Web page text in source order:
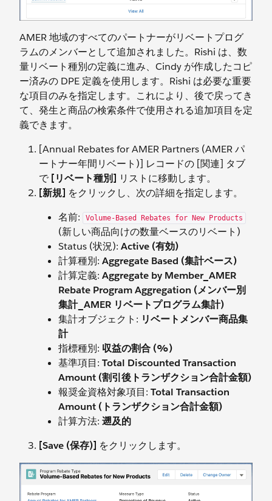
AMER 地域のすべてのパートナーがリベートプログ
ラムのメンバーとして追加されました。Rishi は、数
量リベート種別の定義に進み、Cindy が作成したコピ
ー済みの DPE 定義を使用します。Rishi は必要な重要
な項目のみを指定します。これにより、後で戻ってき
て、発生と商品の検索条件で使用される追加項目を定
義できます。
[Annual Rebates for AMER Partners (AMER パ
ートナー年間リベート)] レコードの [関連] タブ
で [リベート種別] リストに移動します。
[新規] をクリックし、次の詳細を指定します。
名前:
Volume-Based Rebates for New Products
(新しい商品向けの数量ベースのリベート)
Status (状況): Active (有効)
計算種別: Aggregate Based (集計ベース)
計算定義: Aggregate by Member_AMER
Rebate Program Aggregation (メンバー別
集計_AMER リベートプログラム集計)
集計オブジェクト: リベートメンバー商品集
計
指標種別: 収益の割合 (%)
基準項目: Total Discounted Transaction
Amount (割引後トランザクション合計金額)
報奨金資格対象項目: Total Transaction
Amount (トランザクション合計金額)
計算方法: 遡及的
[Save (保存)] をクリックします。